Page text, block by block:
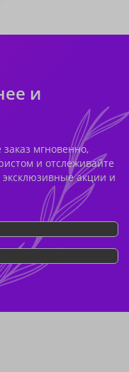
и
мгновенно,
и отслеживайте
эксклюзивные акции и